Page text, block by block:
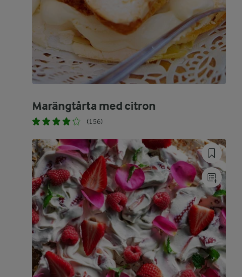
Marängtårta med citron
(156)